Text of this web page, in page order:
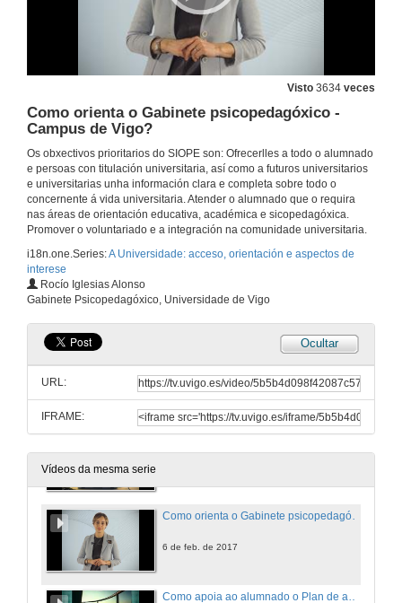
Visto 3634 veces
Como orienta o Gabinete psicopedagóxico -
Campus de Vigo?
Os obxectivos prioritarios do SIOPE son: Ofrecerlles a todo o alumnado
e persoas con titulación universitaria, así como a futuros universitarios
e universitarias unha información clara e completa sobre todo o
concernente á vida universitaria. Atender o alumnado que o requira
nas áreas de orientación educativa, académica e sicopedagóxica.
Promover o voluntariado e a integración na comunidade universitaria.
i18n.one.Series:A Universidade: acceso, orientación e aspectos de
interese
Rocío Iglesias Alonso
Gabinete Psicopedagóxico, Universidade de Vigo
Ocultar
URL:
IFRAME:
Vídeos da mesma serie
6 de feb. de 2017
Orientación educativa EnREDada. Presentación
Opinión del orientador: mis recursos favoritos
6 de feb. de 2017
6 de feb. de 2017
Orietación educativa enREDada. Resumo e despedida
Opinión do orientador: os meus recursos favoritos
6 de feb. de 2017
Como orienta o Gabinete psicopedagógico - Campus de Ourense?
Como orienta o Gabinete psicopedagóxico - Campus de Vigo?
6 de feb. de 2017